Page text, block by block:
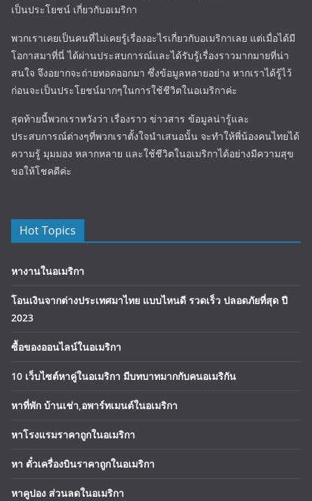
เป็นประโยชน์ เกี่ยวกับอเมริกา
พวกเราเคยเป็นคนที่ไม่เคยรู้เรื่องอะไรเกี่ยวกับอเมริกาเลย แต่เมื่อได้มี
โอกาสมาที่นี่ ได้ผ่านประสบการณ์และได้รับรู้เรื่องราวมากมายที่น่า
สนใจ จึงอยากจะถ่ายทอดออกมา ซึ่งข้อมูลหลายอย่าง หากเราได้รู้ไว้
ก่อนจะเป็นประโยชน์มากๆในการใช้ชีวิตในอเมริกาค่ะ
สุดท้ายนี้พวกเราหวังว่า เรื่องราว ข่าวสาร ข้อมูลน่ารู้และ
ประสบการณ์ต่างๆที่พวกเราตั้งใจนำเสนอนั้น จะทำให้พี่น้องคนไทยได้
ความรู้ มุมมอง หลากหลาย และใช้ชีวิตในอเมริกาได้อย่างมีความสุข
ขอให้โชคดีค่ะ
Hot Topics
หางานในอเมริกา
โอนเงินจากต่างประเทศมาไทย แบบไหนดี รวดเร็ว ปลอดภัยที่สุด ปี
2023
ซื้อของออนไลน์ในอเมริกา
10 เว็บไซต์หาคู่ในอเมริกา มีบทบาทมากกับคนอเมริกัน
หาที่พัก บ้านเช่า,อพาร์ทเมนต์ในอเมริกา
หาโรงแรมราคาถูกในอเมริกา
หา ตั๋วเครื่องบินราคาถูกในอเมริกา
หาคูปอง ส่วนลดในอเมริกา